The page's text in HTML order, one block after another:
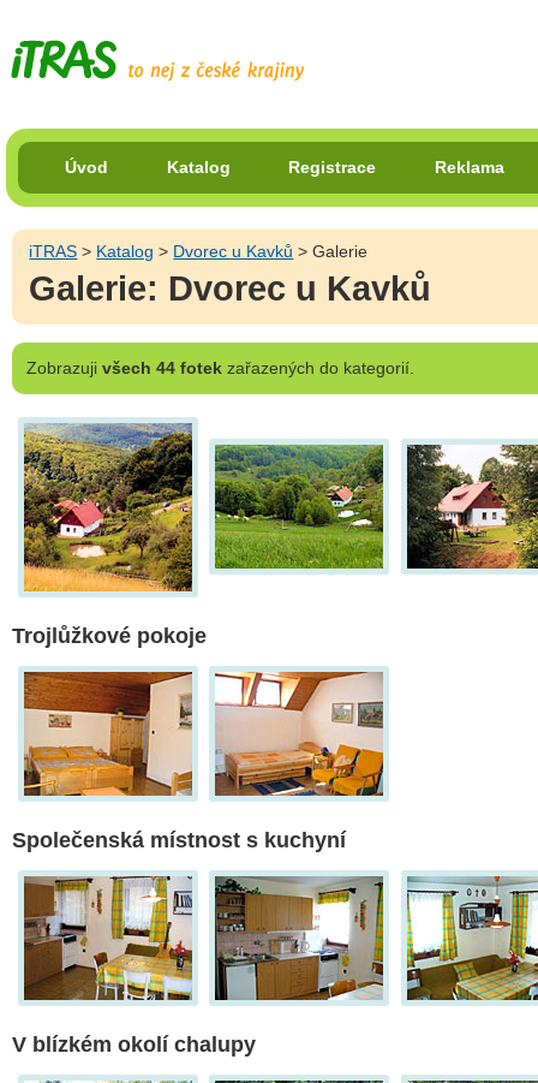
Úvod Katalog Registrace Reklama
iTRAS > Katalog > Dvorec u Kavků > Galerie
Galerie: Dvorec u Kavků
Zobrazuji všech 44 fotekzařazených do kategorií.
Trojlůžkové pokoje
Společenská místnost s kuchyní
V blízkém okolí chalupy